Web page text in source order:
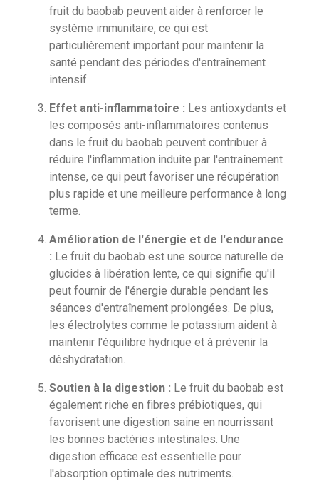
fruit du baobab peuvent aider à renforcer le
système immunitaire, ce qui est
particulièrement important pour maintenir la
santé pendant des périodes d'entraînement
intensif.
Effet anti-inflammatoire : Les antioxydants et
les composés anti-inflammatoires contenus
dans le fruit du baobab peuvent contribuer à
réduire l'inflammation induite par l'entraînement
intense, ce qui peut favoriser une récupération
plus rapide et une meilleure performance à long
terme.
Amélioration de l'énergie et de l'endurance
: Le fruit du baobab est une source naturelle de
glucides à libération lente, ce qui signifie qu'il
peut fournir de l'énergie durable pendant les
séances d'entraînement prolongées. De plus,
les électrolytes comme le potassium aident à
maintenir l'équilibre hydrique et à prévenir la
déshydratation.
Soutien à la digestion : Le fruit du baobab est
également riche en fibres prébiotiques, qui
favorisent une digestion saine en nourrissant
les bonnes bactéries intestinales. Une
digestion efficace est essentielle pour
l'absorption optimale des nutriments.